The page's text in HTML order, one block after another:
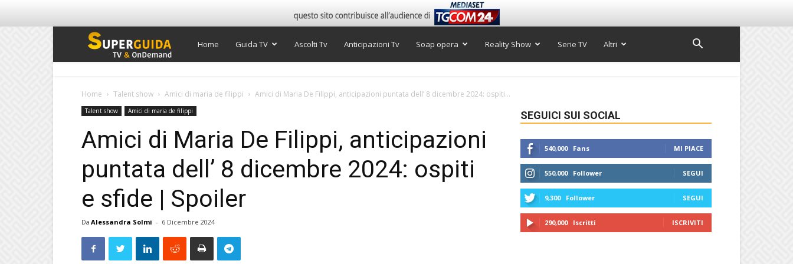
Super
TV
Home Guida TV Ascolti Tv Anticipazioni Tv Soap opera Reality Show Serie TV Altri
Home Talent show Amici di maria de filippi Amici di Maria De Filippi, anticipazioni puntata dell’ 8 dicembre 2024: ospiti...
Talent show Amici di maria de filippi
Amici di Maria De Filippi, anticipazioni
puntata dell’ 8 dicembre 2024: ospiti
e sfide | Spoiler
Da Alessandra Solmi - 6 Dicembre 2024
SEGUICI SUI SOCIAL
540,000 Fans MI PIACE
550,000 Follower SEGUI
9,300 Follower SEGUI
290,000 Iscritti ISCRIVITI